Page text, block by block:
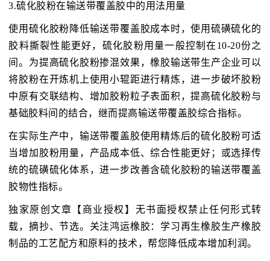
3.硫化胶粉在输送带覆盖胶中的用法用量
使用硫化胶粉降低输送带覆盖胶成本时，使用硫磺硫化的
胶料撕裂性能更好，硫化胶粉用量一般控制在10-20份之
间。为提高硫化胶粉掺混效果，橡胶输送带生产企业可以
将胶粉在开炼机上使用小辊距进行精炼，进一步破坏胶粉
中原有交联结构、增加胶粉粒子表面积，提高硫化胶粉与
基础胶料间的结合，继而提高输送带覆盖胶综合指标。
在实际生产中，输送带覆盖胶使用精炼后的硫化胶粉可适
当增加胶粉用量，产品成本低、综合性能更好；或选择传
统的硫磺硫化体系，进一步改善含硫化胶粉的输送带覆盖
胶物性指标。
独家原创文章【商业授权】无书面授权禁止任何形式转
载，摘抄、节选。关注鸿运橡胶：学习再生橡胶生产橡胶
制品的工艺配方和原料的技术，帮您降低成本增加利润。